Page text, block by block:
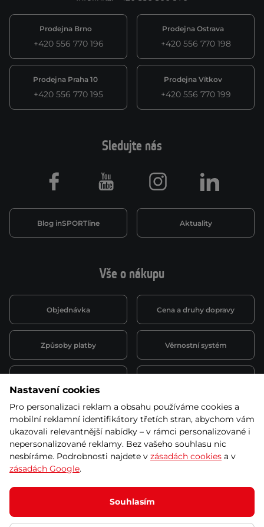
Prodejna Brno
+420 556 770 196
Prodejna Ostrava
+420 556 770 198
Prodejna Praha 10
+420 556 770 195
Prodejna Vítkov
+420 556 770 199
Vše o nákupu
Objednávka Cena a druhy dopravy
Způsoby platby Věrnostní systém
Půjčovna
obchodní podmínky
Kariéra
Sledujte nás
Blog inSPORTline Aktuality
Facebook Youtube Instagram LinkedIn
© 2026 SEVEN SPORT s.r.o Všechna práva vyhrazena
Podle zákona o evidenci tržeb je prodávající povinen vystavit
kupujícímu účtenku.
Zároveň je povinen zaevidovat přijatou tržbu u správce daně online; v
Nastavení cookies
Pro personalizaci reklam a obsahu používáme cookies a
mobilní reklamní identifikátory třetích stran, abychom vám
ukazovali relevantnější nabídky – v rámci personalizované i
nepersonalizované reklamy. Bez vašeho souhlasu nic
nesbíráme. Podrobnosti najdete v zásadách cookies a v
zásadách Google.
Souhlasím